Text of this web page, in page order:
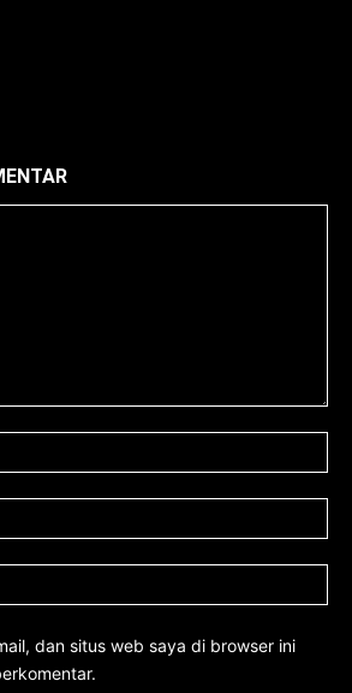
dan situs web saya di browser ini